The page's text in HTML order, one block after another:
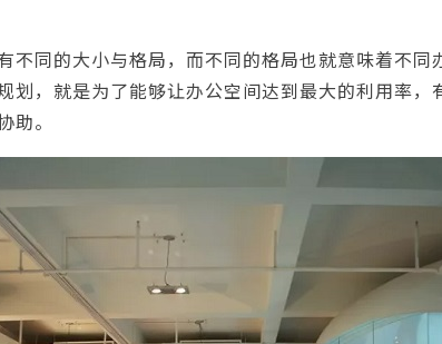
不同的大小与格局，而不同的格局也就意味着不同
划，就是为了能够让办公空间达到最大的利用率，
。